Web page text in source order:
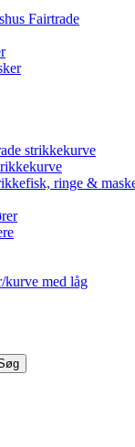
Fairtrade
strikkekurve
ringe &
kurve med låg